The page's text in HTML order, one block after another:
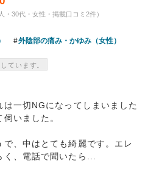
・30代・女性・掲載口コミ2件）
外陰部の痛み・かゆみ（女性）
ています。
一切NGになってしまいました
いました。
、中はとても綺麗です。エレ
、電話で聞いたら...